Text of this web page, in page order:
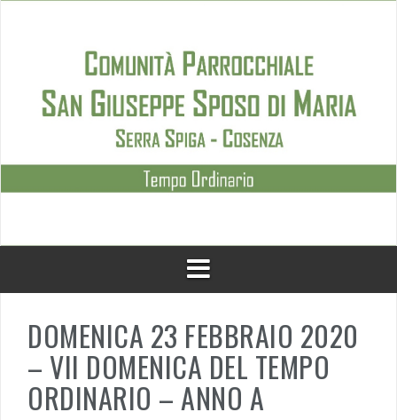
DOMENICA 23 FEBBRAIO 2020
– VII DOMENICA DEL TEMPO
ORDINARIO – ANNO A